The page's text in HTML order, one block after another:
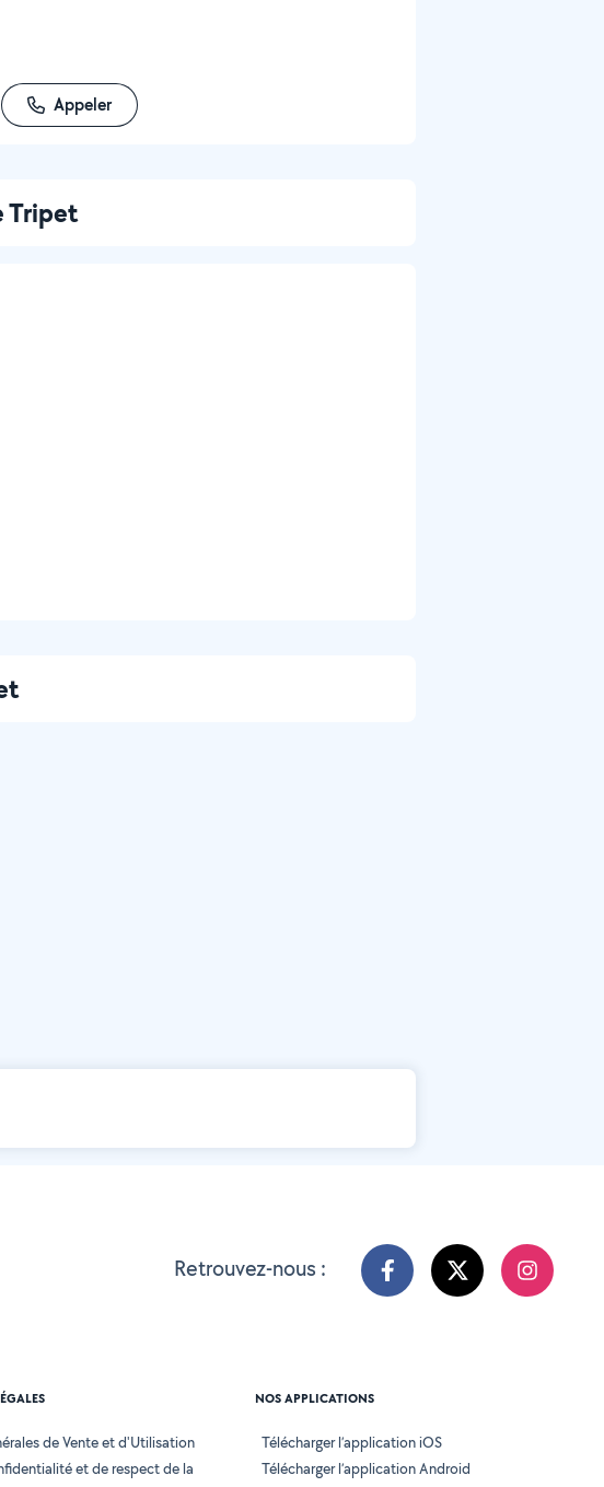
Appeler
Tripet
Retrouvez-nous :
de Vente et d'Utilisation
et de respect de la
NOS APPLICATIONS
Télécharger l’application iOS
Télécharger l’application Android